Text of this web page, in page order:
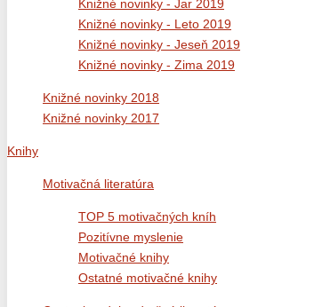
Knižné novinky - Jar 2019
Knižné novinky - Leto 2019
Knižné novinky - Jeseň 2019
Knižné novinky - Zima 2019
Knižné novinky 2018
Knižné novinky 2017
Knihy
Motivačná literatúra
TOP 5 motivačných kníh
Pozitívne myslenie
Motivačné knihy
Ostatné motivačné knihy